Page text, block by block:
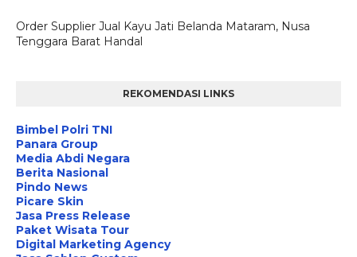
Order Supplier Jual Kayu Jati Belanda Mataram, Nusa
Tenggara Barat Handal
REKOMENDASI LINKS
Bimbel Polri TNI
Panara Group
Media Abdi Negara
Berita Nasional
Pindo News
Picare Skin
Jasa Press Release
Paket Wisata Tour
Digital Marketing Agency